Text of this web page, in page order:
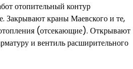
отопительный контур
Закрывают краны Маевского и те,
(отсекающие). Открывают
и вентиль расширительного